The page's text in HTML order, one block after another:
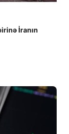
İranın